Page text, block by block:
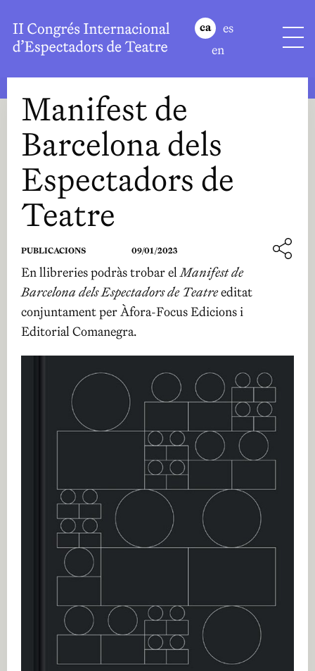
ca
es
en
Manifest de
Barcelona dels
Espectadors de
Teatre
PUBLICACIONS 09/01/2023
En llibreries podràs trobar elManifest de
Barcelona dels Espectadors de Teatreeditat
conjuntament per Àfora-Focus Edicions i
Editorial Comanegra.